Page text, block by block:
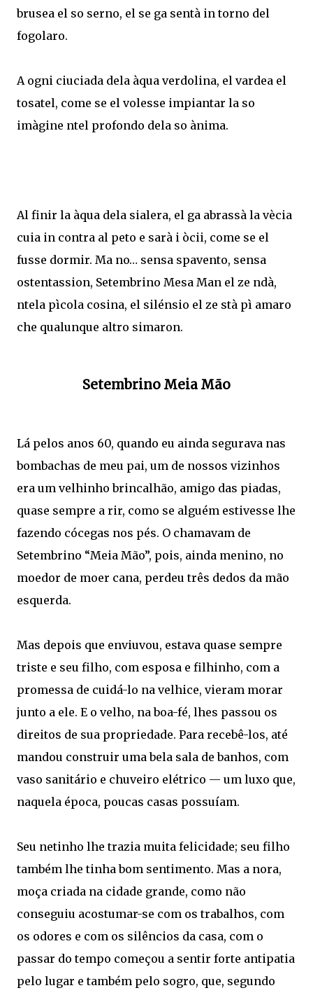
brusea el so serno, el se ga sentà in torno del
fogolaro.
A ogni ciuciada dela àqua verdolina, el vardea el
tosatel, come se el volesse impiantar la so
imàgine ntel profondo dela so ànima.
Al finir la àqua dela sialera, el ga abrassà la vècia
cuia in contra al peto e sarà i òcii, come se el
fusse dormir. Ma no… sensa spavento, sensa
ostentassion, Setembrino Mesa Man el ze ndà,
ntela pìcola cosina, el silénsio el ze stà pì amaro
che qualunque altro simaron.
Setembrino Meia Mão
Lá pelos anos 60, quando eu ainda segurava nas
bombachas de meu pai, um de nossos vizinhos
era um velhinho brincalhão, amigo das piadas,
quase sempre a rir, como se alguém estivesse lhe
fazendo cócegas nos pés. O chamavam de
Setembrino “Meia Mão”, pois, ainda menino, no
moedor de moer cana, perdeu três dedos da mão
esquerda.
Mas depois que enviuvou, estava quase sempre
triste e seu filho, com esposa e filhinho, com a
promessa de cuidá-lo na velhice, vieram morar
junto a ele. E o velho, na boa-fé, lhes passou os
direitos de sua propriedade. Para recebê-los, até
mandou construir uma bela sala de banhos, com
vaso sanitário e chuveiro elétrico — um luxo que,
naquela época, poucas casas possuíam.
Seu netinho lhe trazia muita felicidade; seu filho
também lhe tinha bom sentimento. Mas a nora,
moça criada na cidade grande, como não
conseguiu acostumar-se com os trabalhos, com
os odores e com os silêncios da casa, com o
passar do tempo começou a sentir forte antipatia
pelo lugar e também pelo sogro, que, segundo